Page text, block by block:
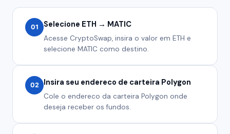
01 Selecione ETH → MATIC
Acesse CryptoSwap, insira o valor em ETH e
selecione MATIC como destino.
02 Insira seu endereco de carteira Polygon
Cole o endereco da carteira Polygon onde
deseja receber os fundos.